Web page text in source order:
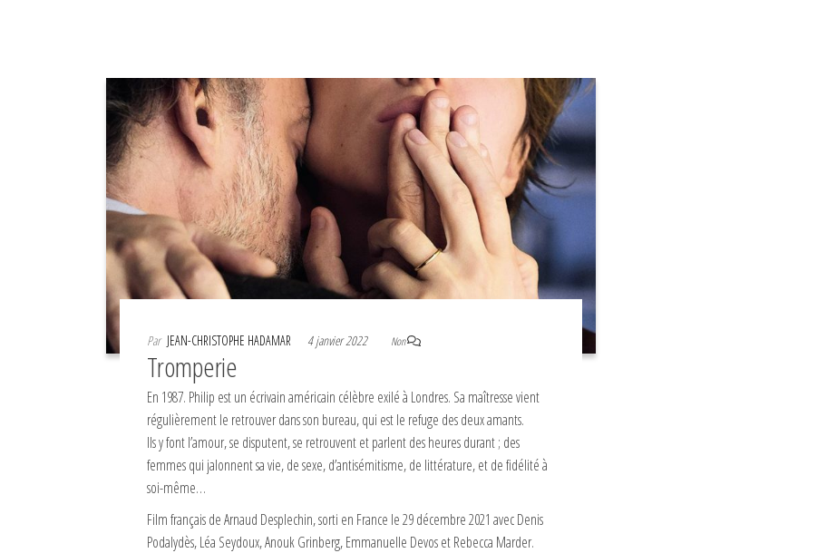
Par JEAN-CHRISTOPHE HADAMAR 4 janvier 2022 Non
Tromperie
En 1987. Philip est un écrivain américain célèbre exilé à Londres. Sa maîtresse vient
régulièrement le retrouver dans son bureau, qui est le refuge des deux amants.
Ils y font l’amour, se disputent, se retrouvent et parlent des heures durant ; des
femmes qui jalonnent sa vie, de sexe, d’antisémitisme, de littérature, et de fidélité à
soi-même…
Film français de Arnaud Desplechin, sorti en France le 29 décembre 2021 avec Denis
Podalydès, Léa Seydoux, Anouk Grinberg, Emmanuelle Devos et Rebecca Marder.